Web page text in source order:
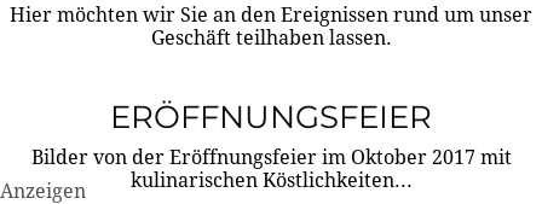
Hier möchten wir Sie an den Ereignissen rund um unser
Geschäft teilhaben lassen.
ERÖFFNUNGSFEIER
Bilder von der Eröffnungsfeier im Oktober 2017 mit
kulinarischen Köstlichkeiten...
Anzeigen